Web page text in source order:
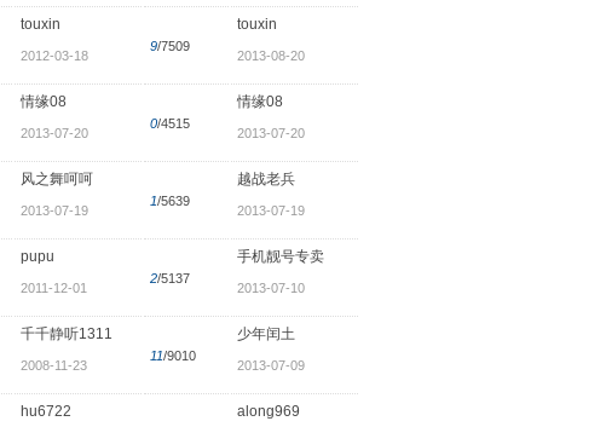
touxin
2012-03-18
9/7509
touxin
2013-08-20
情缘08
2013-07-20
0/4515
情缘08
2013-07-20
风之舞呵呵
2013-07-19
1/5639
越战老兵
2013-07-19
pupu
2011-12-01
2/5137
手机靓号专卖
2013-07-10
千千静听1311
2008-11-23
11/9010
少年闰土
2013-07-09
hu6722 along969